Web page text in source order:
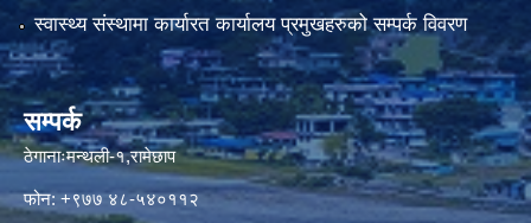
स्वास्थ्य संस्थामा कार्यारत कार्यालय प्रमुखहरुको सम्पर्क विवरण
सम्पर्क
ठेगानाःमन्थली-१,रामेछाप
फोन: +९७७ ४८-५४०११२